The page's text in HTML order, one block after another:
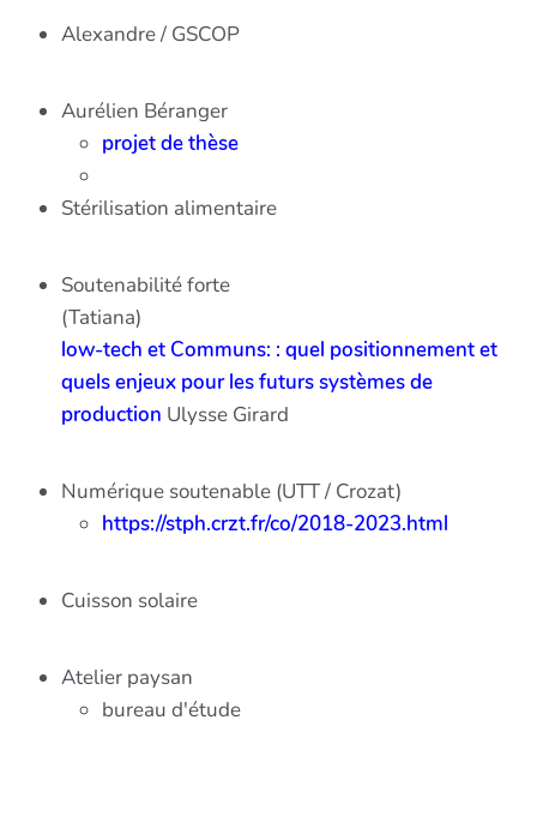
Alexandre / GSCOP
Aurélien Béranger
projet de thèse
Stérilisation alimentaire
Soutenabilité forte
(Tatiana)
low-tech et Communs: : quel positionnement et
quels enjeux pour les futurs systèmes de
production Ulysse Girard
Numérique soutenable (UTT / Crozat)
https://stph.crzt.fr/co/2018-2023.html
Cuisson solaire
Atelier paysan
bureau d'étude